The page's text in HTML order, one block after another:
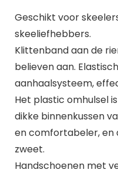
Geschikt voor
skeeliefhebbers.
Klittenband aan de
believen aan.
aanhaalsysteem,
Het plastic omhulsel
dikke binnenkussen
en comfortabeler, en
zweet.
Handschoenen met